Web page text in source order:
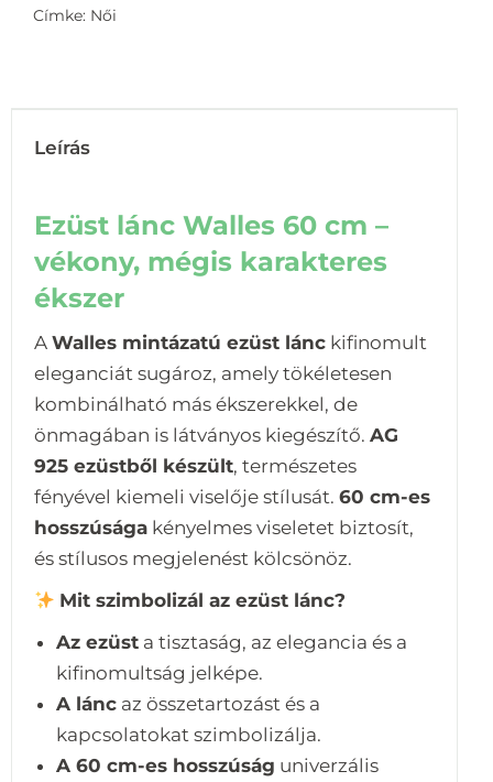
Címke: Női
Leírás
Ezüst lánc Walles 60 cm –
vékony, mégis karakteres
ékszer
A Walles mintázatú ezüst lánc kifinomult
eleganciát sugároz, amely tökéletesen
kombinálható más ékszerekkel, de
önmagában is látványos kiegészítő. AG
925 ezüstből készült, természetes
fényével kiemeli viselője stílusát. 60 cm-es
hosszúsága kényelmes viseletet biztosít,
és stílusos megjelenést kölcsönöz.
Mit szimbolizál az ezüst lánc?
Az ezüst a tisztaság, az elegancia és a
kifinomultság jelképe.
A lánc az összetartozást és a
kapcsolatokat szimbolizálja.
A 60 cm-es hosszúság univerzális